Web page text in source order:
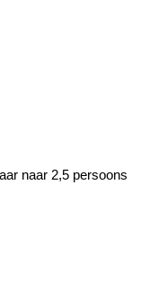
naar 2,5 persoons